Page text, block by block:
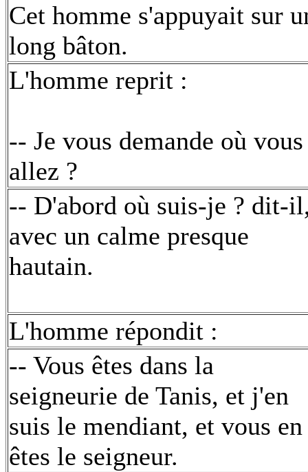
Cet homme s'appuyait sur
long bâton.
L'homme reprit :
-- Je vous demande où vous
allez ?
-- D'abord où suis-je ? dit-
avec un calme presque
hautain.
L'homme répondit :
-- Vous êtes dans la
seigneurie de Tanis, et j'en
suis le mendiant, et vous en
êtes le seigneur.